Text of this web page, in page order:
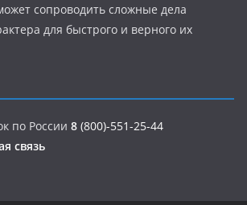
сопроводить сложные дела
для быстрого и верного их
по России 8 (800)-551-25-44
связь